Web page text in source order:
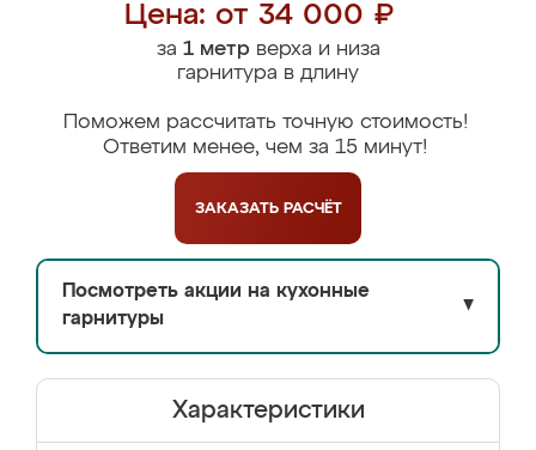
Цена: от 34 000 ₽
за 1 метрверха и низа
гарнитура в длину
Поможем рассчитать точную стоимость!
Ответим менее, чем за 15 минут!
ЗАКАЗАТЬ РАСЧЁТ
Посмотреть акции на кухонные
гарнитуры
▼
Характеристики